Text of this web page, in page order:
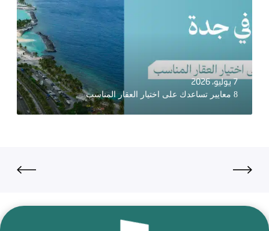
7 يوليو، 2026
8 معايير تساعدك على اختيار العقار المناسب